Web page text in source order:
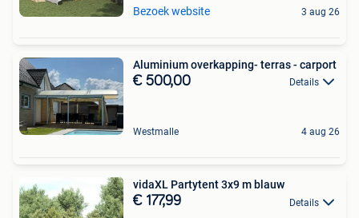
Bezoek website 3 aug 26
Aluminium overkapping- terras - carport
€ 500,00 Details
Westmalle 4 aug 26
vidaXL Partytent 3x9 m blauw
€ 177,99 Details